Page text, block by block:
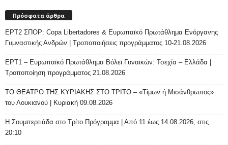
Πρόσφατα άρθρα
ΕΡΤ2 ΣΠΟΡ: Copa Libertadores & Ευρωπαϊκό Πρωτάθλημα Ενόργανης
Γυμναστικής Ανδρών | Τροποποιήσεις προγράμματος 10-21.08.2026
ΕΡΤ1 – Ευρωπαϊκό Πρωτάθλημα Βόλεϊ Γυναικών: Τσεχία – Ελλάδα |
Τροποποίηση προγράμματος 21.08.2026
ΤΟ ΘΕΑΤΡΟ ΤΗΣ ΚΥΡΙΑΚΗΣ ΣΤΟ ΤΡΙΤΟ – «Τίμων ή Μισάνθρωπος»
του Λουκιανού | Κυριακή 09.08.2026
H Σουμπερτιάδα στο Τρίτο Πρόγραμμα | Από 11 έως 14.08.2026, στις
20:10